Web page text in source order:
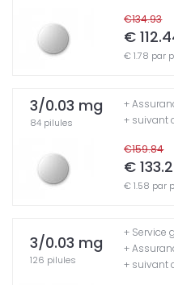
€134.93
€
€ 1.78 par
3/0.03 mg
84 pilules
€159.84
€
€ 1.58 par
+
+ suivant
3/0.03 mg
126 pilules
+ Service
+
+ suivant